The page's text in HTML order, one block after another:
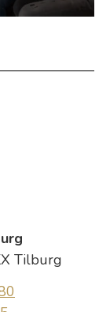
Tilburg